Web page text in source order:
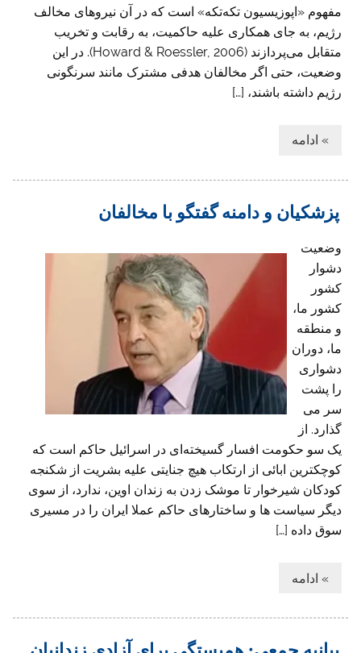
مفهوم «اپوزیسیون تکه‌تکه» است که در آن نیروهای مخالف
رژیم، به جای همکاری علیه حاکمیت، به رقابت و تخریب
متقابل می‌پردازند (Howard & Roessler, 2006). در این
وضعیت، حتی اگر مخالفان هدفی مشترک مانند سرنگونی
رژیم داشته باشند، […]
» ادامه
پزشکیان و دامنه گفتگو با مخالفان
وضعیت
دشوار
کشور
کشور ما،
و منطقه
ما، دوران
دشواری
را پشت
سر می
گذارد. از
یک سو حکومت افسار گسیخته‌ای در اسرائیل حاکم است که
کوچکترین ابائی از ارتکاب هیچ جنایتی علیه بشریت از شکنجه
کودکان شیرخوار تا موشک زدن به زندان اوین، ندارد، از سوی
دیگر سیاست ها و ساختارهای حاکم عملا ایران را در مسیری
سوق داده […]
» ادامه